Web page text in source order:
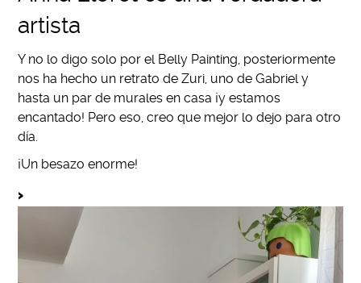
artista
Y no lo digo solo por el Belly Painting, posteriormente
nos ha hecho un retrato de Zuri, uno de Gabriel y
hasta un par de murales en casa ¡y estamos
encantado! Pero eso, creo que mejor lo dejo para otro
día.
¡Un besazo enorme!